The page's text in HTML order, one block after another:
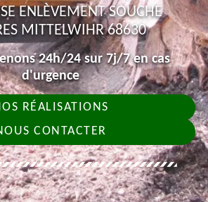
ENLÈVEMENT SOUCHE
MITTELWIHR 68630
24h/24 sur 7j/7 en cas
d'urgence
RÉALISATIONS
CONTACTER